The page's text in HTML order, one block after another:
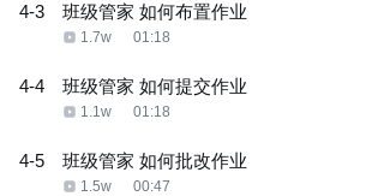
4-3 班级管家 如何布置作业
1.7w 01:18
4-4 班级管家 如何提交作业
1.1w 01:18
4-5 班级管家 如何批改作业
1.5w 00:47